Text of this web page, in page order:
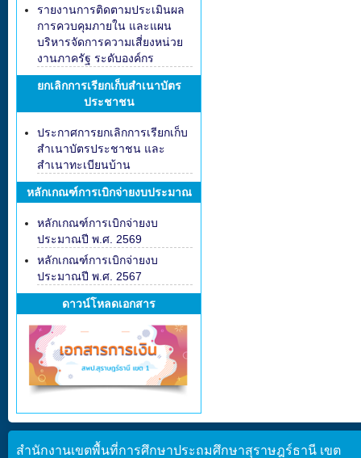
รายงานการติดตามประเมินผล
การควบคุมภายใน และแผน
บริหารจัดการความเสี่ยงหน่วย
งานภาครัฐ ระดับองค์กร
ยกเลิกการเรียกเก็บสำเนาบัตร
ประชาชน
ประกาศการยกเลิกการเรียกเก็บ
สำเนาบัตรประชาชน และ
สำเนาทะเบียนบ้าน
หลักเกณฑ์การเบิกจ่ายงบประมาณ
หลักเกณฑ์การเบิกจ่ายงบ
ประมาณปี พ.ศ. 2569
หลักเกณฑ์การเบิกจ่ายงบ
ประมาณปี พ.ศ. 2567
ดาวน์โหลดเอกสาร
สำนักงานเขตพื้นที่การศึกษาประถมศึกษาสุราษฎร์ธานี เขต